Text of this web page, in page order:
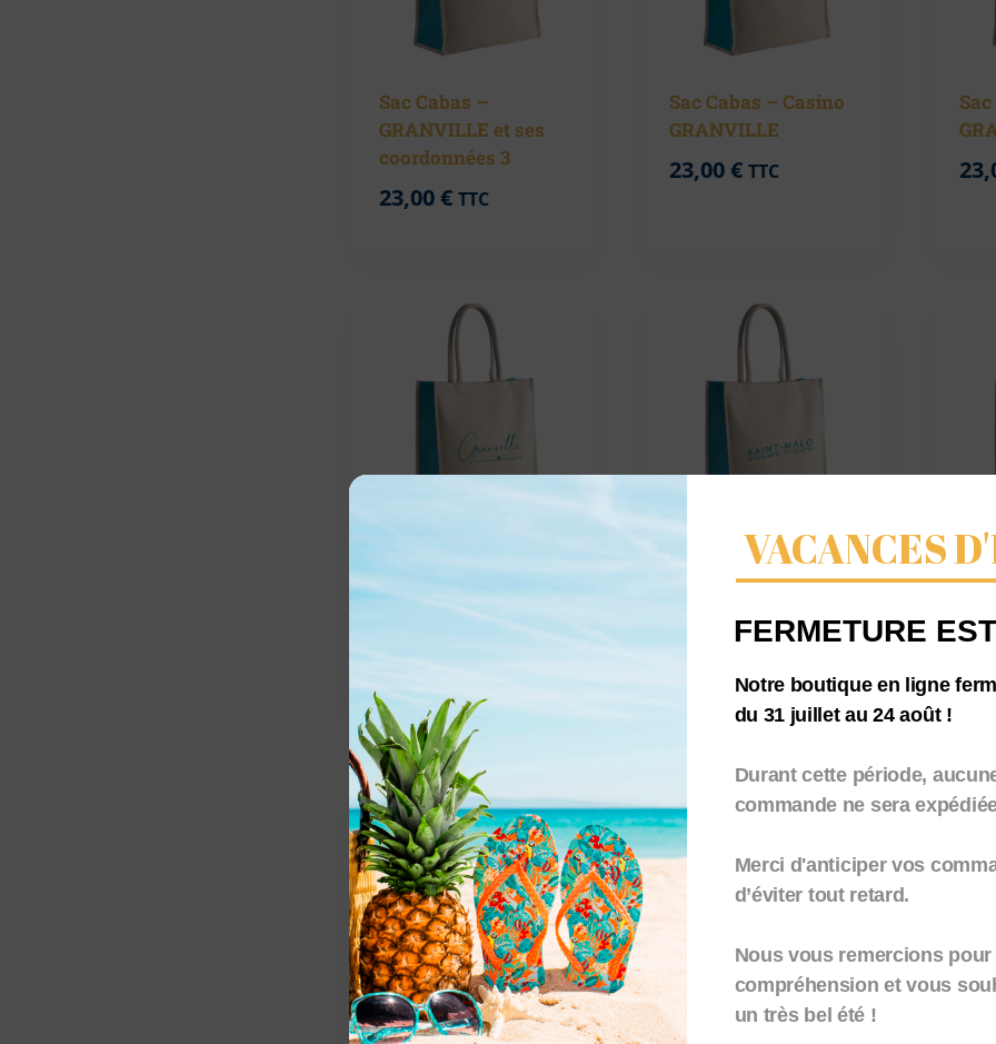
Sac Cabas –
GRANVILLE et ses
coordonnées 3
23,00€ TTC
Sac Cabas – Casino
GRANVILLE
23,00€ TTC
Sac Cabas –
GRANVILLE et ses
Sac Cabas – SAINT-
coordonnées 3
€ TTC
Sac
VACANCES
Notre boutique en ligne
du 31 juillet au 24 août !
Durant cette période,
commande ne sera
Merci d'anticiper vos
d’éviter tout retard.
Nous vous remercions
compréhension et vous
un très bel été !
FERMETURE